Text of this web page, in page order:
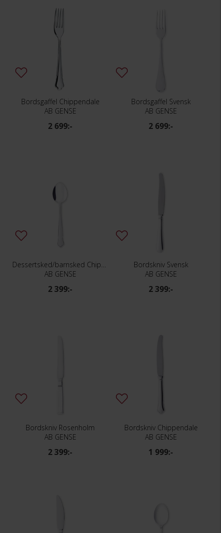
Bordsgaffel Chippendale
AB GENSE
2 699:-
Bordsgaffel Svensk
AB GENSE
2 699:-
Dessertsked/barnsked Chippendale
AB GENSE
2 399:-
Bordskniv Svensk
AB GENSE
2 399:-
Bordskniv Rosenholm
AB GENSE
2 399:-
Bordskniv Chippendale
AB GENSE
1 999:-